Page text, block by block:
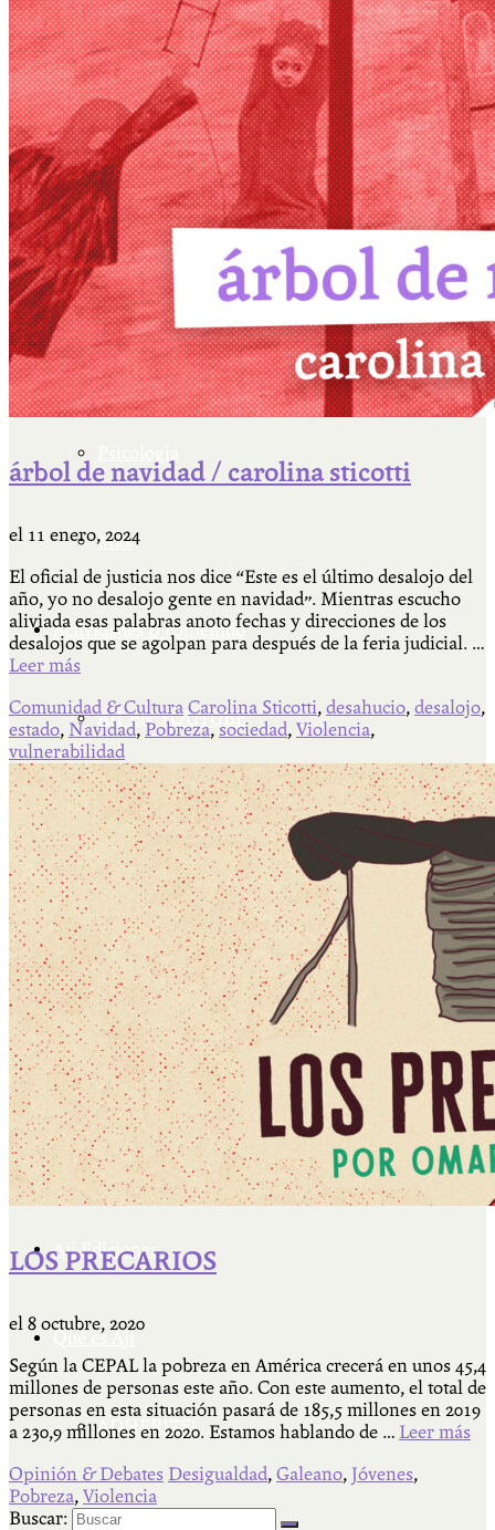
Escriben & participan
Actualidad y sociedad
Educación
Literatura
Filosofía
Más
Actividades & contenido
AJÍ EN YOUTUBE
Universidad Experimental 2022-2025
Feria del Libro Venado Tuerto 2022-2025
Facultad Libre Venado Tuerto 1990-1994
Cátedra Bailable 2018
Más
Ají Ediciones
Qué es Ají
ADHERITE!
Qué es Ají
árbol de navidad / carolina sticotti
el 11 enero, 2024
El oficial de justicia nos dice “Este es el último desalojo del
año, yo no desalojo gente en navidad”. Mientras escucho
aliviada esas palabras anoto fechas y direcciones de los
desalojos que se agolpan para después de la feria judicial. …
Leer más
Comunidad & Cultura Carolina Sticotti, desahucio, desalojo,
estado, Navidad, Pobreza, sociedad, Violencia,
vulnerabilidad
LOS PRECARIOS
el 8 octubre, 2020
Según la CEPAL la pobreza en América crecerá en unos 45,4
millones de personas este año. Con este aumento, el total de
personas en esta situación pasará de 185,5 millones en 2019
a 230,9 millones en 2020. Estamos hablando de … Leer más
Opinión & Debates Desigualdad, Galeano, Jóvenes,
Pobreza, Violencia
Buscar: